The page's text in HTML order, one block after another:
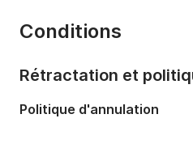
Capacité à bord:
Nombre de salles de bains:
Conditions
Rétractation et
Politique d'annulation